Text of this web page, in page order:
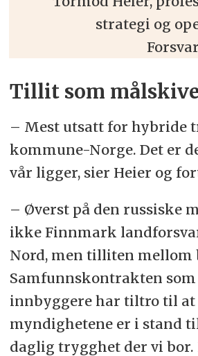
strategi og
Tillit som
– Mest utsatt for hybride
kommune-Norge. Det er
vår ligger, sier Heier og
– Øverst på den russiske
ikke Finnmark
Nord, men tilliten mellom
Samfunnskontrakten
innbyggere har tiltro til at
myndighetene er i stand
daglig trygghet der vi bor.